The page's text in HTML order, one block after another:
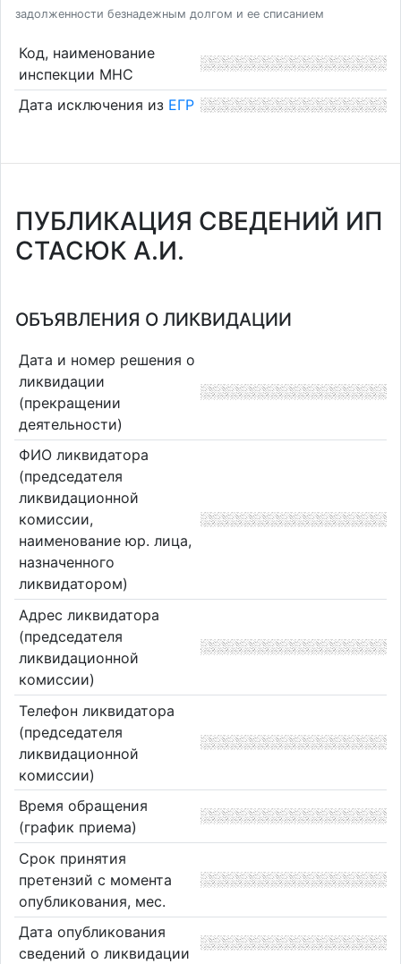
задолженности безнадежным долгом и ее списанием
Код, наименование
инспекции МНС
Дата исключения из ЕГР
ПУБЛИКАЦИЯ СВЕДЕНИЙ ИП
СТАСЮК А.И.
ОБЪЯВЛЕНИЯ О ЛИКВИДАЦИИ
Дата и номер решения о
ликвидации
(прекращении
деятельности)
ФИО ликвидатора
(председателя
ликвидационной
комиссии,
наименование юр. лица,
назначенного
ликвидатором)
Адрес ликвидатора
(председателя
ликвидационной
комиссии)
Телефон ликвидатора
(председателя
ликвидационной
комиссии)
Время обращения
(график приема)
Срок принятия
претензий с момента
опубликования, мес.
Дата опубликования
сведений о ликвидации